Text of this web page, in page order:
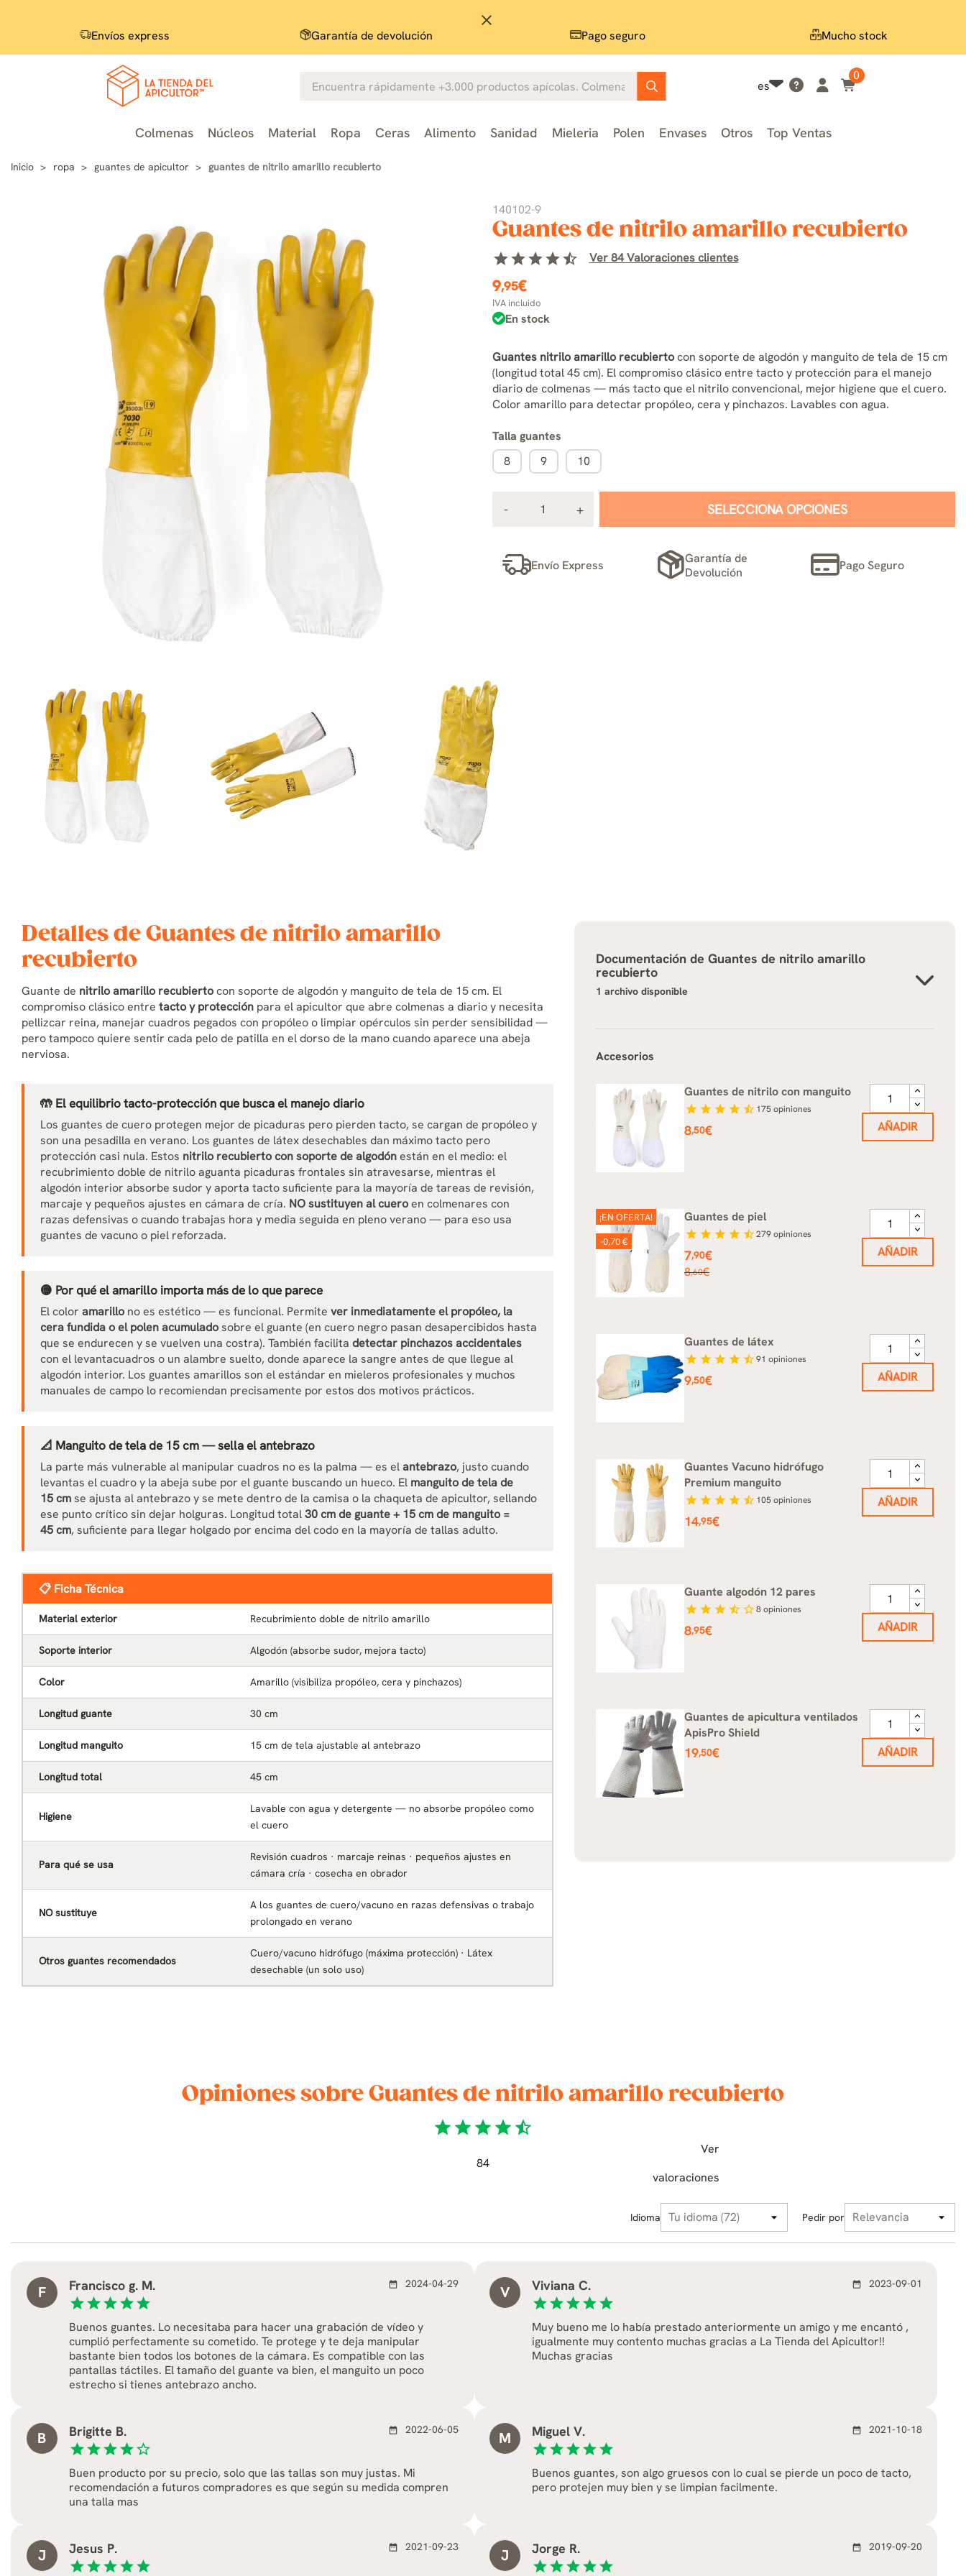
close
Envíos express Garantía de devolución Pago seguro Mucho stock
es
0
Colmenas Núcleos Material Ropa Ceras Alimento Sanidad Mieleria Polen Envases Otros Top Ventas
Inicio ropa guantes de apicultor guantes de nitrilo amarillo recubierto
140102-9
Guantes de nitrilo amarillo recubierto
starstarstarstarstar_half Ver 84 Valoraciones clientes
9,95€
IVA incluido
En stock
Guantes nitrilo amarillo recubiertocon soporte de algodón y manguito de tela de 15 cm
(longitud total 45 cm). El compromiso clásico entre tacto y protección para el manejo
diario de colmenas — más tacto que el nitrilo convencional, mejor higiene que el cuero.
Color amarillo para detectar propóleo, cera y pinchazos. Lavables con agua.
Talla guantes
8
9 10
SELECCIONA OPCIONES
Envío Express
Garantía de
Devolución
Pago Seguro
Detalles de Guantes de nitrilo amarillo
recubierto
Guante de nitrilo amarillo recubiertocon soporte de algodón y manguito de tela de 15 cm. El
compromiso clásico entre tacto y protección para el apicultor que abre colmenas a diario y necesita
pellizcar reina, manejar cuadros pegados con propóleo o limpiar opérculos sin perder sensibilidad —
pero tampoco quiere sentir cada pelo de patilla en el dorso de la mano cuando aparece una abeja
nerviosa.
🤲 El equilibrio tacto-protección que busca el manejo diario
Los guantes de cuero protegen mejor de picaduras pero pierden tacto, se cargan de propóleo y
son una pesadilla en verano. Los guantes de látex desechables dan máximo tacto pero
protección casi nula. Estos nitrilo recubierto con soporte de algodónestán en el medio: el
recubrimiento doble de nitrilo aguanta picaduras frontales sin atravesarse, mientras el
algodón interior absorbe sudor y aporta tacto suficiente para la mayoría de tareas de revisión,
marcaje y pequeños ajustes en cámara de cría. NO sustituyen al cueroen colmenares con
razas defensivas o cuando trabajas hora y media seguida en pleno verano — para eso usa
guantes de vacuno o piel reforzada.
🟡 Por qué el amarillo importa más de lo que parece
El color amarillo no es estético — es funcional. Permite ver inmediatamente el propóleo, la
cera fundida o el polen acumuladosobre el guante (en cuero negro pasan desapercibidos hasta
que se endurecen y se vuelven una costra). También facilita detectar pinchazos accidentales
con el levantacuadros o un alambre suelto, donde aparece la sangre antes de que llegue al
algodón interior. Los guantes amarillos son el estándar en mieleros profesionales y muchos
manuales de campo lo recomiendan precisamente por estos dos motivos prácticos.
📐 Manguito de tela de 15 cm — sella el antebrazo
La parte más vulnerable al manipular cuadros no es la palma — es elantebrazo, justo cuando
levantas el cuadro y la abeja sube por el guante buscando un hueco. El manguito de tela de
15 cmse ajusta al antebrazo y se mete dentro de la camisa o la chaqueta de apicultor, sellando
ese punto crítico sin dejar holguras. Longitud total30 cm de guante + 15 cm de manguito =
45 cm, suficiente para llegar holgado por encima del codo en la mayoría de tallas adulto.
📋 Ficha Técnica
Material exterior Recubrimiento doble de nitrilo amarillo
Soporte interior Algodón (absorbe sudor, mejora tacto)
Color Amarillo (visibiliza propóleo, cera y pinchazos)
Longitud guante 30 cm
Longitud manguito 15 cm de tela ajustable al antebrazo
Longitud total 45 cm
Higiene
Lavable con agua y detergente — no absorbe propóleo como
el cuero
Para qué se usa
Revisión cuadros · marcaje reinas · pequeños ajustes en
cámara cría · cosecha en obrador
NO sustituye
A los guantes de cuero/vacuno en razas defensivas o trabajo
prolongado en verano
Otros guantes recomendados
Cuero/vacuno hidrófugo (máxima protección) · Látex
desechable (un solo uso)
Documentación de Guantes de nitrilo amarillo
recubierto
1 archivo disponible
Accesorios
Guantes de nitrilo con manguito
star star star star star_half 175opiniones
Precio
8,50€ AÑADIR
Guantes de piel
star star star star star_half279opiniones
Precio
7,90€
Precio
8,60€
¡EN OFERTA!
-0,70 €
AÑADIR
Guantes de látex
star star star star star_half91 opiniones
Precio
9,50€ AÑADIR
Guantes Vacuno hidrófugo
Premium manguito
star star star star star_half 105opiniones
Precio
14,95€
AÑADIR
Guante algodón 12 pares
star star star star_half star_border8opiniones
Precio
8,95€ AÑADIR
Guantes de apicultura ventilados
ApisPro Shield
Precio
19,50€ AÑADIR
Opiniones sobre Guantes de nitrilo amarillo recubierto
starstarstarstarstar_half
Ver
84
valoraciones
Idioma Pedir por
F
Francisco g. M.
starstarstarstarstar
date_range 2024-04-29
Buenos guantes. Lo necesitaba para hacer una grabación de vídeo y
cumplió perfectamente su cometido. Te protege y te deja manipular
bastante bien todos los botones de la cámara. Es compatible con las
pantallas táctiles. El tamaño del guante va bien, el manguito un poco
estrecho si tienes antebrazo ancho.
V
Viviana C.
starstarstarstarstar
date_range 2023-09-01
Muy bueno me lo había prestado anteriormente un amigo y me encantó ,
igualmente muy contento muchas gracias a La Tienda del Apicultor!!
Muchas gracias
B
Brigitte B.
starstarstarstarstar_border
date_range 2022-06-05
Buen producto por su precio, solo que las tallas son muy justas. Mi
recomendación a futuros compradores es que según su medida compren
una talla mas
M
Miguel V.
starstarstarstarstar
date_range 2021-10-18
Buenos guantes, son algo gruesos con lo cual se pierde un poco de tacto,
pero protejen muy bien y se limpian facilmente.
J
Jesus P.
starstarstarstarstar
date_range 2021-09-23 J
Jorge R.
starstarstarstarstar
date_range 2019-09-20